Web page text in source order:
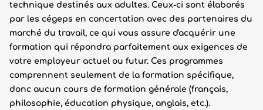
technique destinés aux adultes. Ceux-ci sont élaborés
par les cégeps en concertation avec des partenaires du
marché du travail, ce qui vous assure d'acquérir une
formation qui répondra parfaitement aux exigences de
votre employeur actuel ou futur. Ces programmes
comprennent seulement de la formation spécifique,
donc aucun cours de formation générale (français,
philosophie, éducation physique, anglais, etc.).